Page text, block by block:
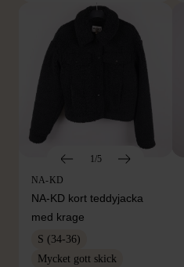
1/5
NA-KD
NA-KD kort teddyjacka
med krage
S (34-36)
Mycket gott skick